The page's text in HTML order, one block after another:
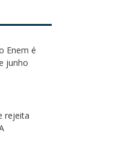
Enem é
junho
rejeita